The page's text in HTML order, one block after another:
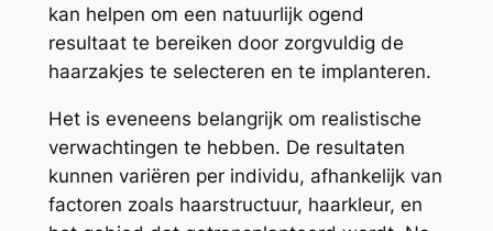
kan helpen om een natuurlijk ogend
resultaat te bereiken door zorgvuldig de
haarzakjes te selecteren en te implanteren.
Het is eveneens belangrijk om realistische
verwachtingen te hebben. De resultaten
kunnen variëren per individu, afhankelijk van
factoren zoals haarstructuur, haarkleur, en